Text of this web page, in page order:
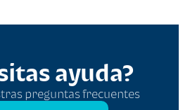
ayuda?
preguntas frecuentes